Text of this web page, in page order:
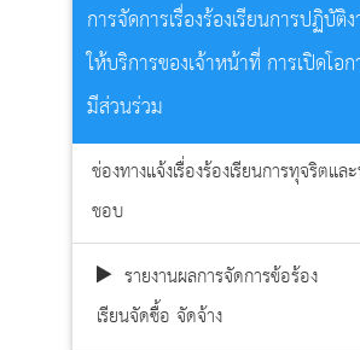
การจัดการเรื่องร้องเรียนการปฏิบัติ
ให้บริการของเจ้าหน้าที่ การเปิดโอ
มีส่วนร่วม
ช่องทางแจ้งเรื่องร้องเรียนการทุจริตแ
ชอบ
รายงานผลการจัดการข้อร้อง
เรียนจัดซื้อ จัดจ้าง